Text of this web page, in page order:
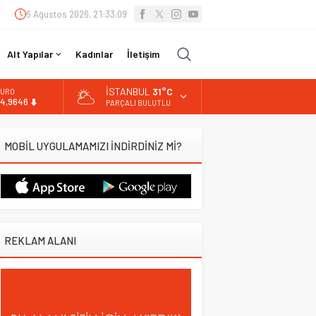
6 Ağustos 2026, 21:33:10
Alt Yapılar Kadınlar İletişim
13.798,82
DOLAR
İSTANBUL 31°C
PARÇALI BULUTLU
MOBİL UYGULAMAMIZI İNDİRDİNİZ Mİ?
REKLAM ALANI